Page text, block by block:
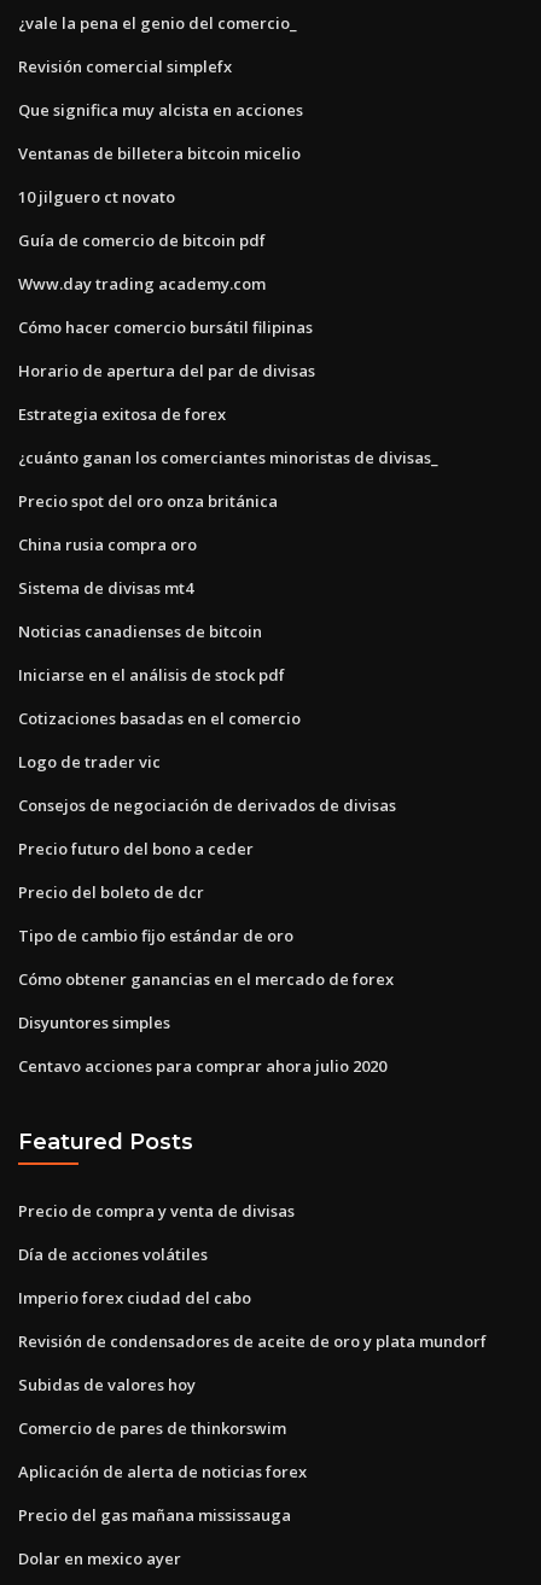
¿vale la pena el genio del comercio_
Revisión comercial simplefx
Que significa muy alcista en acciones
Ventanas de billetera bitcoin micelio
10 jilguero ct novato
Guía de comercio de bitcoin pdf
Www.day trading academy.com
Cómo hacer comercio bursátil filipinas
Horario de apertura del par de divisas
Estrategia exitosa de forex
¿cuánto ganan los comerciantes minoristas de divisas_
Precio spot del oro onza británica
China rusia compra oro
Sistema de divisas mt4
Noticias canadienses de bitcoin
Iniciarse en el análisis de stock pdf
Cotizaciones basadas en el comercio
Logo de trader vic
Consejos de negociación de derivados de divisas
Precio futuro del bono a ceder
Precio del boleto de dcr
Tipo de cambio fijo estándar de oro
Cómo obtener ganancias en el mercado de forex
Disyuntores simples
Centavo acciones para comprar ahora julio 2020
Featured Posts
Precio de compra y venta de divisas
Día de acciones volátiles
Imperio forex ciudad del cabo
Revisión de condensadores de aceite de oro y plata mundorf
Subidas de valores hoy
Comercio de pares de thinkorswim
Aplicación de alerta de noticias forex
Precio del gas mañana mississauga
Dolar en mexico ayer